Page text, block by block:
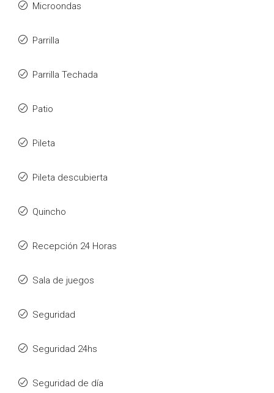
Microondas
Parrilla
Parrilla Techada
Patio
Pileta
Pileta descubierta
Quincho
Recepción 24 Horas
Sala de juegos
Seguridad
Seguridad 24hs
Seguridad de día